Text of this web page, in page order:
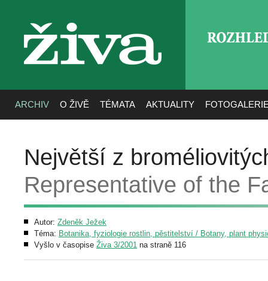
živa
ARCHIV O ŽIVĚ TÉMATA AKTUALITY
Největší z
Representative of the
Autor: Zdeněk Ježek
Téma: Botanika, fyziologie rostlin, pěstitelství / Botany, plant
Vyšlo v časopise Živa 3/2001 na straně 116